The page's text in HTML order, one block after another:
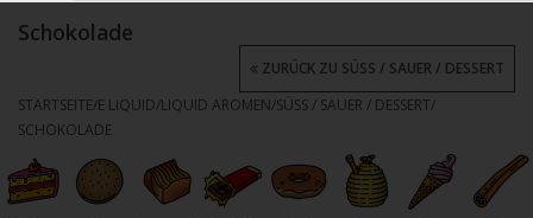
Schokolade
STARTSEITE/E LIQUID/LIQUID AROMEN/SÜSS / SAUER / DESSERT /
SCHOKOLADE
ZURÜCK ZU SÜSS / SAUER / DESSERT